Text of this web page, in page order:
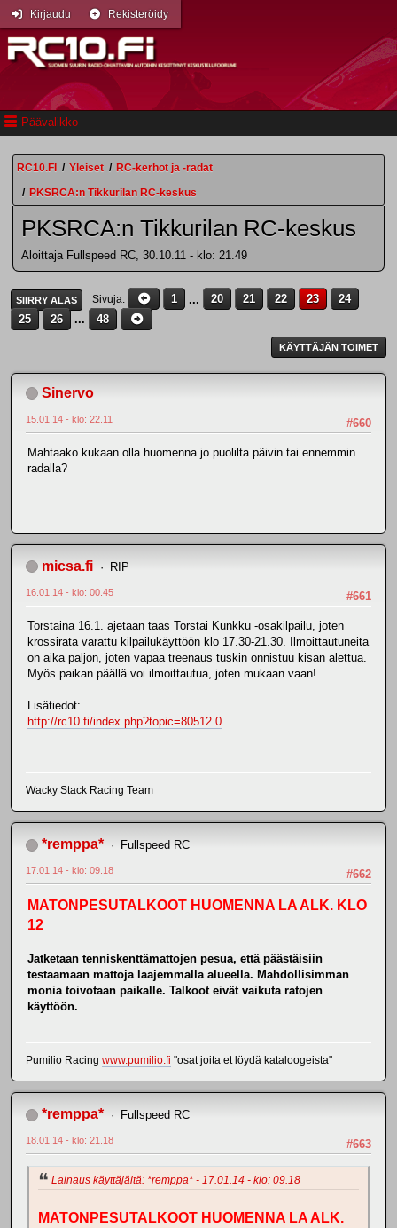
Päävalikko
Kirjaudu Rekisteröidy
RC10.FI / Yleiset / RC-kerhot ja -radat
/ PKSRCA:n Tikkurilan RC-keskus
PKSRCA:n Tikkurilan RC-keskus
Aloittaja Fullspeed RC, 30.10.11 - klo: 21.49
SIIRRY ALAS Sivuja 1 ... 20 21 22 23
24
25
26 ... 48
KÄYTTÄJÄN TOIMET
Sinervo
#660
15.01.14 - klo: 22.11
Mahtaako kukaan olla huomenna jo puolilta päivin tai ennemmin
radalla?
micsa.fi RIP
#661
16.01.14 - klo: 00.45
Torstaina 16.1. ajetaan taas Torstai Kunkku -osakilpailu, joten
krossirata varattu kilpailukäyttöön klo 17.30-21.30. Ilmoittautuneita
on aika paljon, joten vapaa treenaus tuskin onnistuu kisan alettua.
Myös paikan päällä voi ilmoittautua, joten mukaan vaan!
Lisätiedot:
http://rc10.fi/index.php?topic=80512.0
Wacky Stack Racing Team
*remppa* Fullspeed RC
#662
17.01.14 - klo: 09.18
MATONPESUTALKOOT HUOMENNA LA ALK. KLO
12
Jatketaan tenniskenttämattojen pesua, että päästäisiin
testaamaan mattoja laajemmalla alueella. Mahdollisimman
monia toivotaan paikalle. Talkoot eivät vaikuta ratojen
käyttöön.
Pumilio Racing www.pumilio.fi "osat joita et löydä kataloogeista"
*remppa* Fullspeed RC
#663
18.01.14 - klo: 21.18
Lainaus käyttäjältä: *remppa* - 17.01.14 - klo: 09.18
MATONPESUTALKOOT HUOMENNA LA ALK.